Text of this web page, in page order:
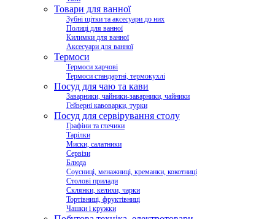
Товари для ванної
Зубні щітки та аксесуари до них
Полиці для ванної
Килимки для ванної
Аксесуари для ванної
Термоси
Термоси харчові
Термоси стандартні, термокухлі
Посуд для чаю та кави
Заварники, чайники-заварники, чайники
Гейзерні кавоварки, турки
Посуд для сервірування столу
Графіни та глечики
Тарілки
Миски, салатники
Сервізи
Блюда
Соусниці, менажниці, креманки, кокотниці
Столові прилади
Склянки, келихи, чарки
Тортівниці, фруктівниці
Чашки і кружки